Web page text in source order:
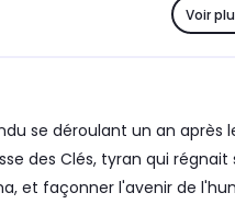
Voir
se déroulant un an
des Clés, tyran qui
et façonner l'avenir de